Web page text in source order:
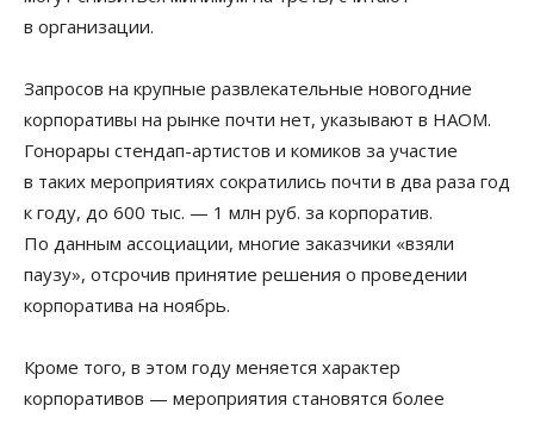
в организации.
Запросов на крупные развлекательные новогодние
корпоративы на рынке почти нет, указывают в НАОМ.
Гонорары стендап-артистов и комиков за участие
в таких мероприятиях сократились почти в два раза год
к году, до 600 тыс. — 1 млн руб. за корпоратив.
По данным ассоциации, многие заказчики «взяли
паузу», отсрочив принятие решения о проведении
корпоратива на ноябрь.
Кроме того, в этом году меняется характер
корпоративов — мероприятия становятся более